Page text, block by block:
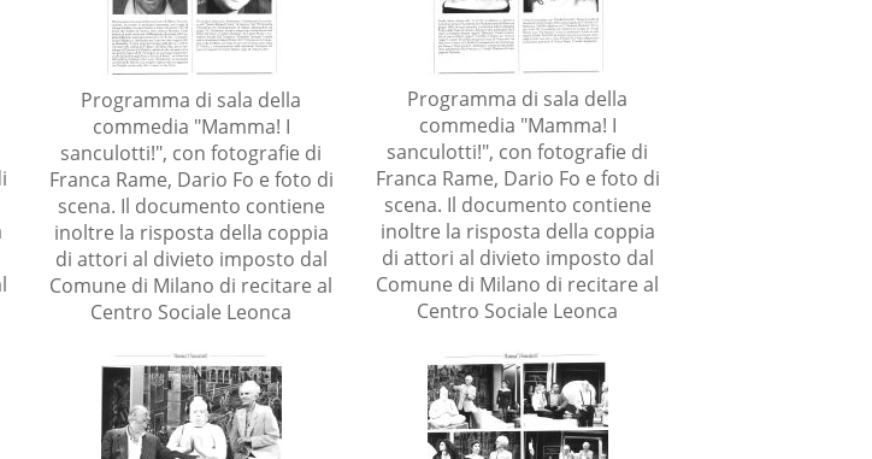
Programma di sala della
commedia "Mamma! I
sanculotti!", con fotografie di
Franca Rame, Dario Fo e foto di
scena. Il documento contiene
inoltre la risposta della coppia
di attori al divieto imposto dal
Comune di Milano di recitare al
Centro Sociale Leonca
Programma di sala della
commedia "Mamma! I
sanculotti!", con fotografie di
Franca Rame, Dario Fo e foto di
scena. Il documento contiene
inoltre la risposta della coppia
di attori al divieto imposto dal
Comune di Milano di recitare al
Centro Sociale Leonca